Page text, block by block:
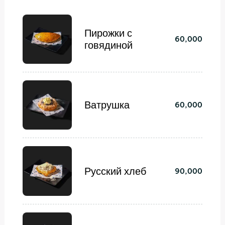
Пирожки с
говядиной
60,000
Ватрушка 60,000
Русский хлеб 90,000